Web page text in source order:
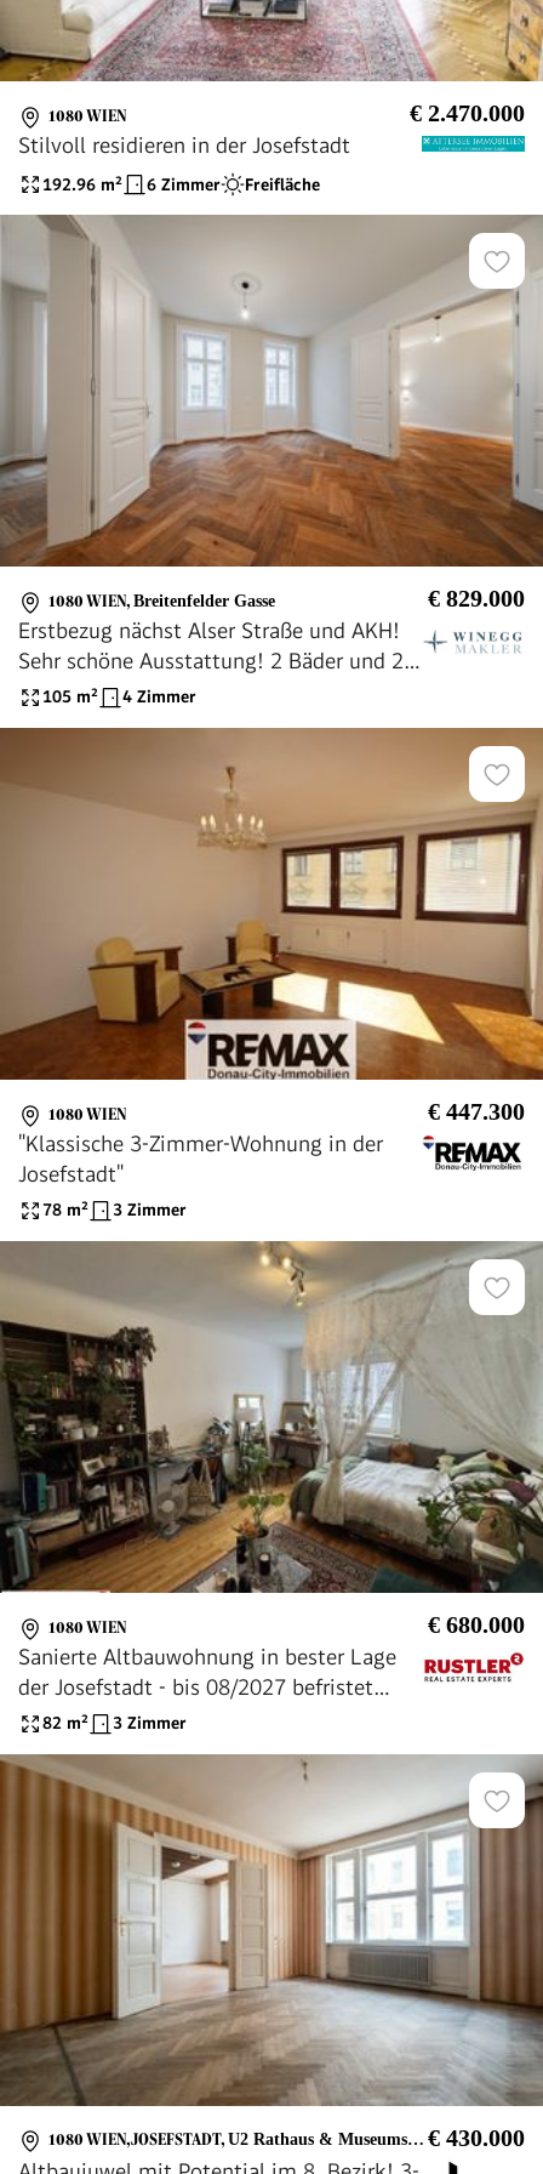
1080 WIEN € 2.470.000
Stilvoll residieren in der Josefstadt
192.96 m² 6 Zimmer Freifläche
1080 WIEN, Breitenfelder Gasse € 829.000
Erstbezug nächst Alser Straße und AKH!
Sehr schöne Ausstattung! 2 Bäder und 2
WC!105 m² 4 Zimmer
1080 WIEN € 447.300
"Klassische 3-Zimmer-Wohnung in der
Josefstadt"
78 m² 3 Zimmer
1080 WIEN € 680.000
Sanierte Altbauwohnung in bester Lage
der Josefstadt - bis 08/2027 befristet
vermietet!
82 m² 3 Zimmer
1080 WIEN,JOSEFSTADT, U2 Rathaus & Museumsquartier € 430.000